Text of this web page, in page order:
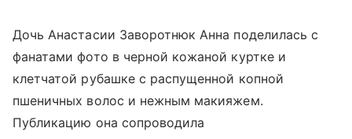
Дочь Анастасии Заворотнюк Анна поделилась с
фанатами фото в черной кожаной куртке и
клетчатой рубашке с распущенной копной
пшеничных волос и нежным макияжем.
Публикацию она сопроводила